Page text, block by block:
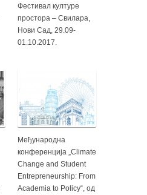
Фестивал културе
простора – Свилара,
Нови Сад, 29.09-
01.10.2017.
Међународна
конференција „Climate
Change and Student
Entrepreneurship: From
Academia to Policy“, од